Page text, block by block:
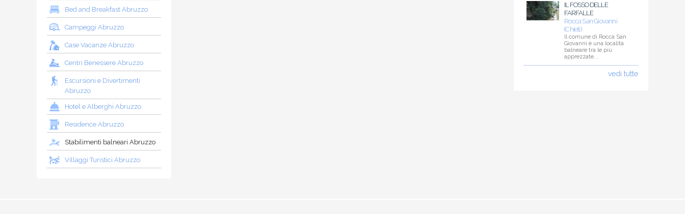
Bed and Breakfast Abruzzo
Campeggi Abruzzo
Case Vacanze Abruzzo
Centri Benessere Abruzzo
Escursioni e Divertimenti
Abruzzo
Hotel e Alberghi Abruzzo
Residence Abruzzo
Stabilimenti balneari Abruzzo
Villaggi Turistici Abruzzo
IL FOSSO DELLE
FARFALLE
Rocca San Giovanni
(Chieti)
Il comune di Rocca San
Giovanni è una località
balneare tra le più
apprezzate...
vedi tutte